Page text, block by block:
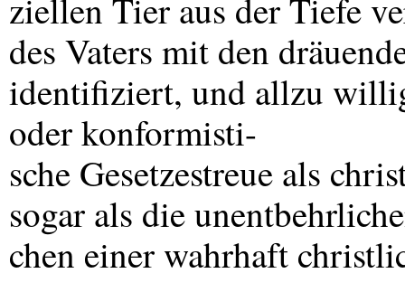
ziellen Tier aus der Tiefe
des Vaters mit den
identifiziert, und allzu
oder konformisti-
sche Gesetzestreue als
sogar als die
chen einer wahrhaft